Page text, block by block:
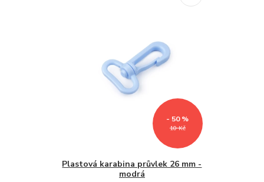
10 Kč
- 50 %
Plastová karabina průvlek 26 mm -
modrá